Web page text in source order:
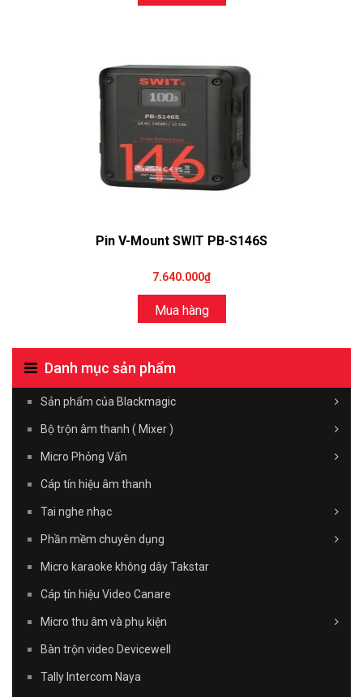
Pin V-Mount SWIT PB-S146S
7.640.000₫
Mua hàng
Danh mục sản phẩm
Sản phẩm của Blackmagic
Bộ trộn âm thanh ( Mixer )
Micro Phỏng Vấn
Cáp tín hiệu âm thanh
Tai nghe nhạc
Phần mềm chuyên dụng
Micro karaoke không dây Takstar
Cáp tín hiệu Video Canare
Micro thu âm và phụ kiện
Bàn trộn video Devicewell
Tally Intercom Naya